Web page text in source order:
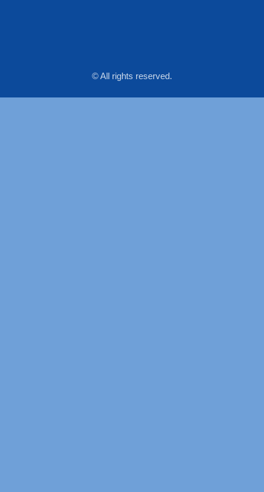
© All rights reserved.